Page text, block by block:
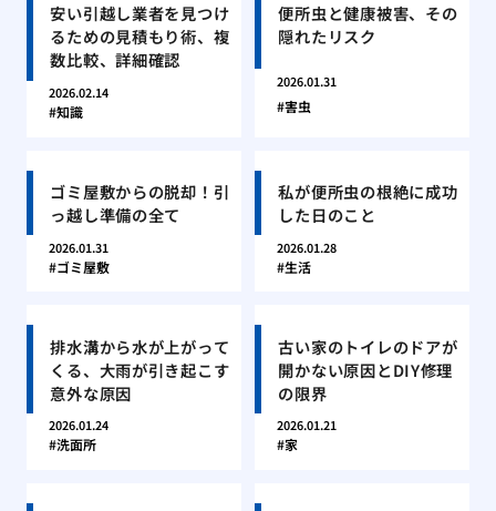
安い引越し業者を見つけ
るための見積もり術、複
数比較、詳細確認
2026.02.14
知識
便所虫と健康被害、その
隠れたリスク
2026.01.31
害虫
ゴミ屋敷からの脱却！引
っ越し準備の全て
2026.01.31
ゴミ屋敷
私が便所虫の根絶に成功
した日のこと
2026.01.28
生活
排水溝から水が上がって
くる、大雨が引き起こす
意外な原因
2026.01.24
洗面所
古い家のトイレのドアが
開かない原因とDIY修理
の限界
2026.01.21
家